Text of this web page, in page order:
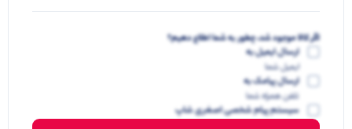
اگر کالا موجود شد، چطور به شما اطلاع دهیم؟
ارسال ایمیل به
ایمیل شما
ارسال پیامک به
تلفن همراه شما
سیستم پیام شخصی اصغری شاپ